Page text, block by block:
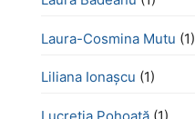
Laura-Cosmina Mutu (1)
Liliana Ionașcu (1)
Lucreţia Pohoaţă (1)